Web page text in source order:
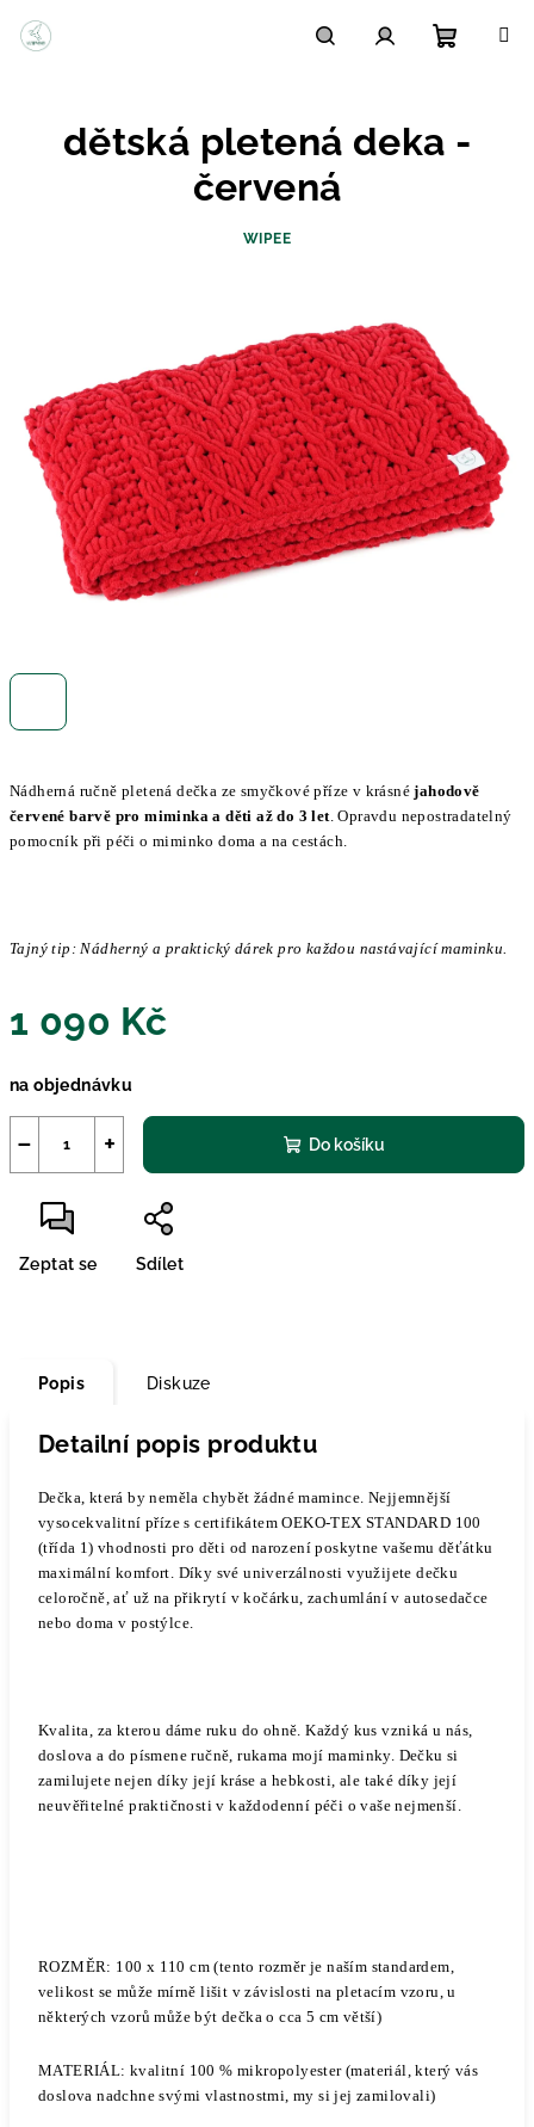
košík
Nádherná ručně pletená dečka ze smyčkové příze v krásnéjahodově
červené barvě pro miminka a děti až do 3 let. Opravdu nepostradatelný
pomocník při péči o miminko doma a na cestách.
Tajný tip: Nádherný a praktický dárek pro každou nastávající maminku.
1 090 Kč
cena:
na objednávku
+
− Do košíku
Zeptat se Sdílet
dětská pletená deka -
červená
WIPEE
Popis Diskuze
Detailní popis produktu
Dečka, která by neměla chybět žádné mamince. Nejjemnější
vysocekvalitní příze s certifikátem OEKO-TEX STANDARD 100
(třída 1) vhodnosti pro děti od narození poskytne vašemu děťátku
maximální komfort. Díky své univerzálnosti využijete dečku
celoročně, ať už na přikrytí v kočárku, zachumlání v autosedačce
nebo doma v postýlce.
Kvalita, za kterou dáme ruku do ohně. Každý kus vzniká u nás,
doslova a do písmene ručně, rukama mojí maminky. Dečku si
zamilujete nejen díky její kráse a hebkosti, ale také díky její
neuvěřitelné praktičnosti v každodenní péči o vaše nejmenší.
ROZMĚR: 100 x 110 cm (tento rozměr je naším standardem,
velikost se může mírně lišit v závislosti na pletacím vzoru, u
některých vzorů může být dečka o cca 5 cm větší)
MATERIÁL: kvalitní 100 % mikropolyester(materiál, který vás
doslova nadchne svými vlastnostmi, my si jej zamilovali)